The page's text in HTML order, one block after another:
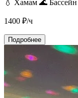
💧 Хамам 🌊 Бассейн
1400 ₽/ч
Подробнее